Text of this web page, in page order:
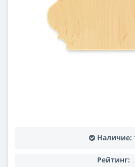
Наличие:
Рейтинг: